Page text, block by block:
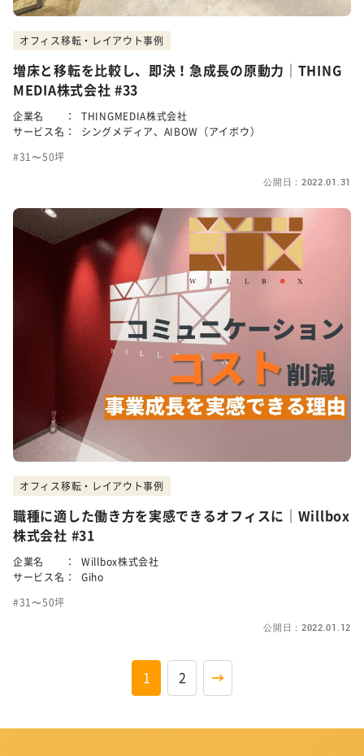
オフィス移転・レイアウト事例
増床と移転を比較し、即決！急成長の原動力｜THING
MEDIA株式会社 #33
企業名 ：
THINGMEDIA株式会社
サービス名：
シングメディア、AIBOW（アイボウ）
31〜50坪
公開日：2022.01.31
オフィス移転・レイアウト事例
職種に適した働き方を実感できるオフィスに｜Willbox
株式会社 #31
企業名 ：
Willbox株式会社
サービス名：
Giho
31〜50坪
公開日：2022.01.12
1 2 →